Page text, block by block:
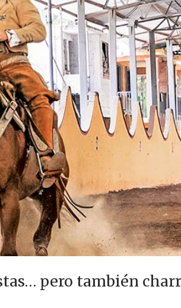
pero también